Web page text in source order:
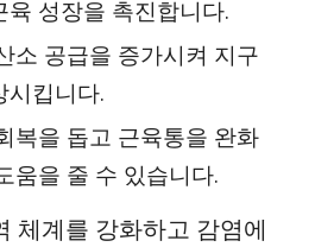
육 성장을 촉진합니다.
소 공급을 증가시켜 지구
시킵니다.
복을 돕고 근육통을 완화
움을 줄 수 있습니다.
체계를 강화하고 감염에